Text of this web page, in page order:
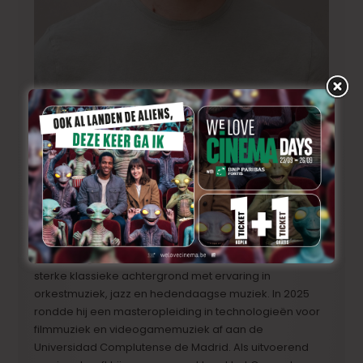
Xabier Doural García
Xabier Doural García
Xabier Doural García is een Spaanse componist,
trombonist, dirigent en muziekdocent, gevestigd in A
Coruña. Hij heeft een opleiding gevolgd in trombone,
piano, dirigeren en natuurkunde, en combineert een
sterke klassieke achtergrond met ervaring in
orkestmuziek, jazz en hedendaagse muziek. In 2025
rondde hij een masteropleiding in technologieën voor
filmmuziek en videogamemuziek af aan de
Universidad Complutense de Madrid. Als uitvoerend